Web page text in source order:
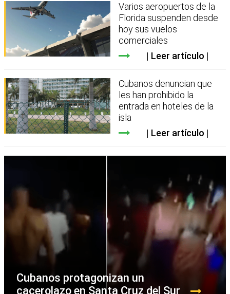
Varios aeropuertos de la
Florida suspenden desde
hoy sus vuelos
comerciales
Leer artículo
Cubanos denuncian que
les han prohibido la
entrada en hoteles de la
isla
Leer artículo
Cubanos protagonizan un
cacerolazo en Santa Cruz del Sur